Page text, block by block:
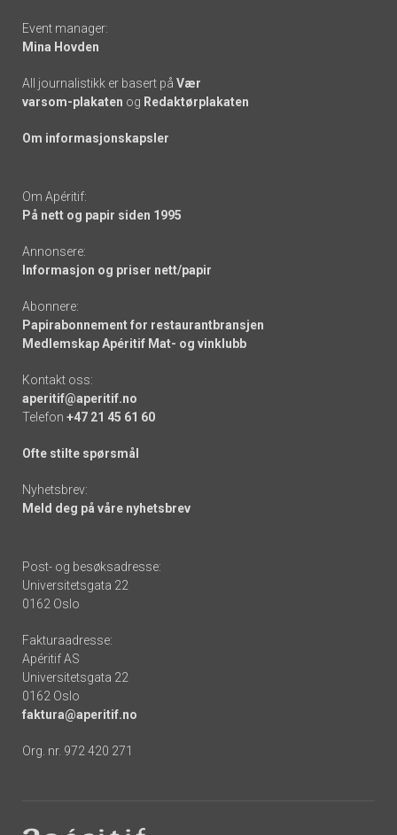
Event manager:
Mina Hovden
All journalistikk er basert på Vær
varsom-plakaten og Redaktørplakaten
Om informasjonskapsler
Om Apéritif:
På nett og papir siden 1995
Annonsere:
Informasjon og priser nett/papir
Abonnere:
Papirabonnement for restaurantbransjen
Medlemskap Apéritif Mat- og vinklubb
Kontakt oss:
aperitif@aperitif.no
Telefon +47 21 45 61 60
Ofte stilte spørsmål
Nyhetsbrev:
Meld deg på våre nyhetsbrev
Post- og besøksadresse:
Universitetsgata 22
0162 Oslo
Fakturaadresse:
Apéritif AS
Universitetsgata 22
0162 Oslo
faktura@aperitif.no
Org. nr. 972 420 271